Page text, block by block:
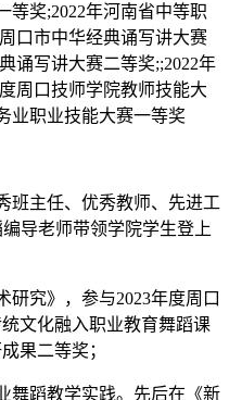
等奖;2022年河南省中等职
口市中华经典诵写讲大赛
诵写讲大赛二等奖;;2022年
周口技师学院教师技能大
业职业技能大赛一等奖
班主任、优秀教师、先进工
导老师带领学院学生登上
研究》，参与2023年度周口
文化融入职业教育舞蹈课
果二等奖；
舞蹈教学实践。先后在《新